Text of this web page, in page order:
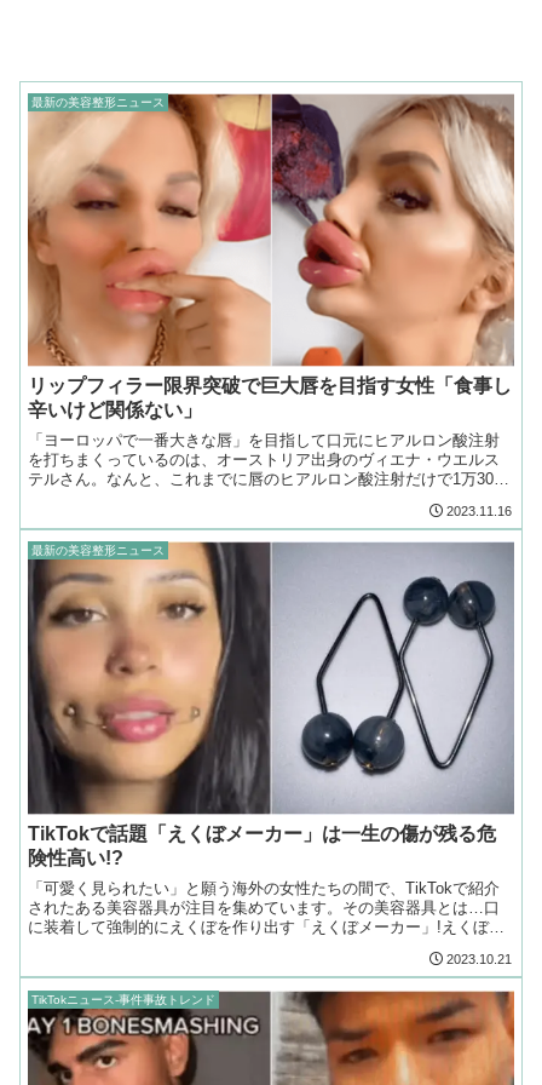
最新の美容整形ニュース
リップフィラー限界突破で巨大唇を目指す女性「食事し
辛いけど関係ない」
「ヨーロッパで一番大きな唇」を目指して口元にヒアルロン酸注射
を打ちまくっているのは、オーストリア出身のヴィエナ・ウエルス
テルさん。なんと、これまでに唇のヒアルロン酸注射だけで1万3000
2023.11.16
最新の美容整形ニュース
TikTokで話題「えくぼメーカー」は一生の傷が残る危
険性高い!?
「可愛く見られたい」と願う海外の女性たちの間で、TikTokで紹介
されたある美容器具が注目を集めています。その美容器具とは…口
に装着して強制的にえくぼを作り出す「えくぼメーカー」!えくぼが
2023.10.21
TikTokニュース-事件事故トレンド